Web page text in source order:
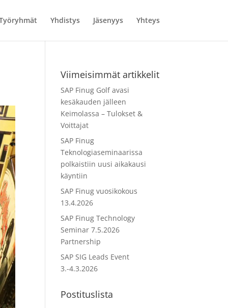
Yhdistys Jäsenyys Yhteys
Viimeisimmät artikkelit
SAP Finug Golf avasi
kesäkauden jälleen
Keimolassa – Tulokset &
Voittajat
SAP Finug
Teknologiaseminaarissa
polkaistiin uusi aikakausi
käyntiin
SAP Finug vuosikokous
13.4.2026
SAP Finug Technology
Seminar 7.5.2026
Partnership
SAP SIG Leads Event
3.-4.3.2026
Postituslista